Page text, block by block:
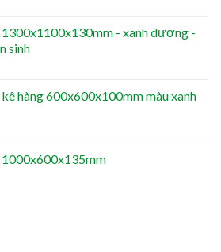
- xanh dương -
sinh
hàng 600x600x100mm màu xanh
1000x600x135mm